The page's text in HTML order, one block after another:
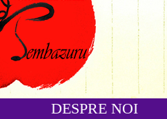
DESPRE NOI